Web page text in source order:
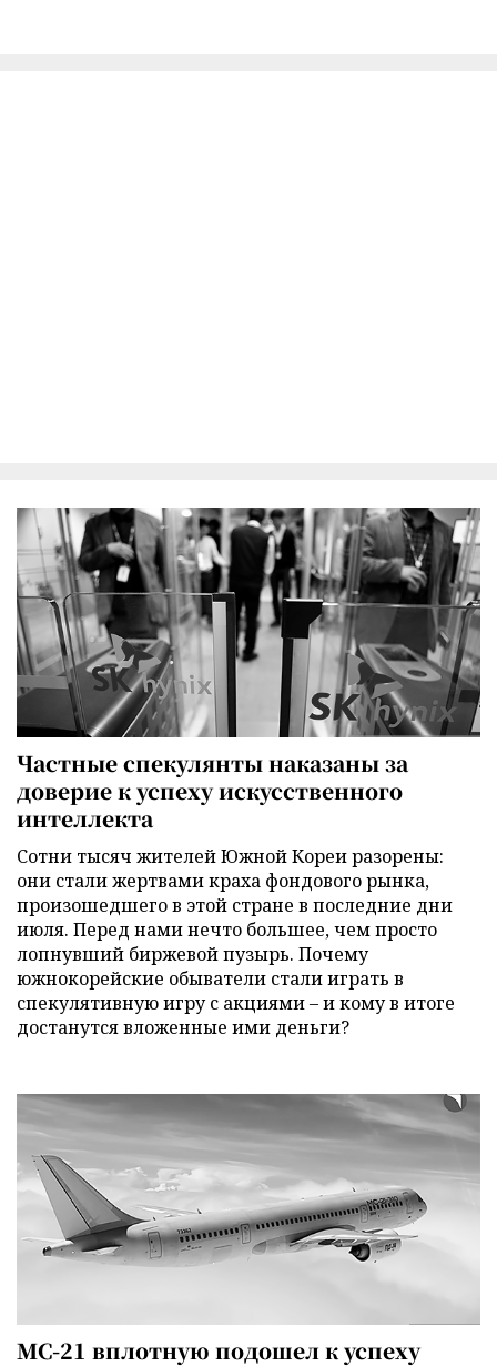
Частные спекулянты наказаны за
доверие к успеху искусственного
интеллекта
Сотни тысяч жителей Южной Кореи разорены:
они стали жертвами краха фондового рынка,
произошедшего в этой стране в последние дни
июля. Перед нами нечто большее, чем просто
лопнувший биржевой пузырь. Почему
южнокорейские обыватели стали играть в
спекулятивную игру с акциями – и кому в итоге
достанутся вложенные ими деньги?
МС-21 вплотную подошел к успеху